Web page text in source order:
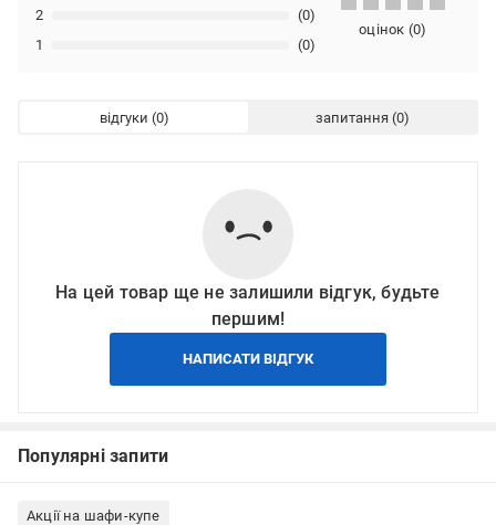
1 (0)
2 (0)
оцінок (0)
відгуки запитання
На цей товар ще не залишили відгук, будьте
першим!
НАПИСАТИ ВІДГУК
Популярні запити
Акції на шафи-купе